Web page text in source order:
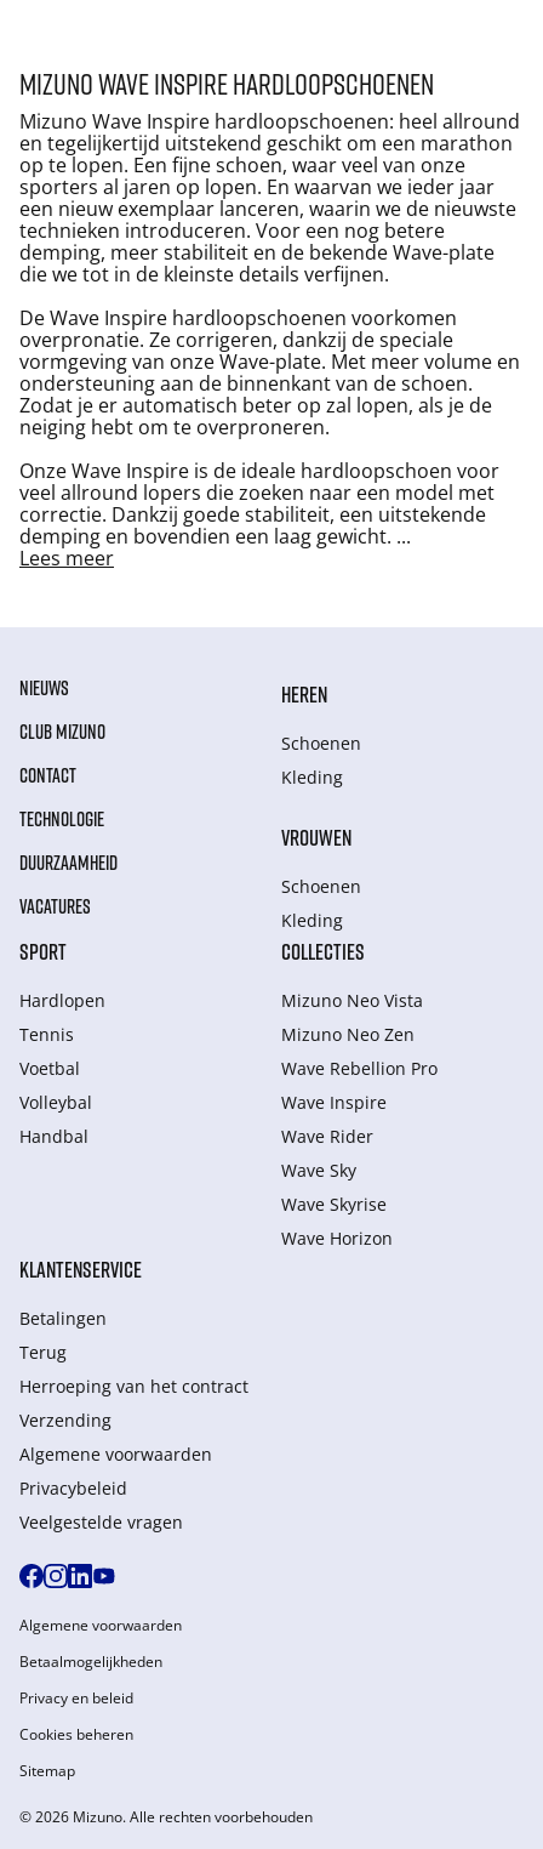
Mizuno Wave Inspire hardloopschoenen
Mizuno Wave Inspire hardloopschoenen: heel allround
en tegelijkertijd uitstekend geschikt om een marathon
op te lopen. Een fijne schoen, waar veel van onze
sporters al jaren op lopen. En waarvan we ieder jaar
een nieuw exemplaar lanceren, waarin we de nieuwste
technieken introduceren. Voor een nog betere
demping, meer stabiliteit en de bekende Wave-plate
die we tot in de kleinste details verfijnen.
De Wave Inspire hardloopschoenen voorkomen
overpronatie. Ze corrigeren, dankzij de speciale
vormgeving van onze Wave-plate. Met meer volume en
ondersteuning aan de binnenkant van de schoen.
Zodat je er automatisch beter op zal lopen, als je de
neiging hebt om te overproneren.
Onze Wave Inspire is de ideale hardloopschoen voor
veel allround lopers die zoeken naar een model met
correctie. Dankzij goede stabiliteit, een uitstekende
demping en bovendien een laag gewicht. ...
Lees meer
NIEUWS
CLUB MIZUNO
CONTACT
TECHNOLOGIE
DUURZAAMHEID
VACATURES
HEREN
Schoenen
Kleding
VROUWEN
Schoenen
Kleding
SPORT
Hardlopen
Tennis
Voetbal
Volleybal
Handbal
COLLECTIES
Mizuno Neo Vista
Mizuno Neo Zen
Wave Rebellion Pro
Wave Inspire
Wave Rider
Wave Sky
Wave Skyrise
Wave Horizon
KLANTENSERVICE
Betalingen
Terug
Herroeping van het contract
Verzending
Algemene voorwaarden
Privacybeleid
Veelgestelde vragen
© 2026 Mizuno. Alle rechten voorbehouden
Algemene voorwaarden
Betaalmogelijkheden
Privacy en beleid
Cookies beheren
Sitemap